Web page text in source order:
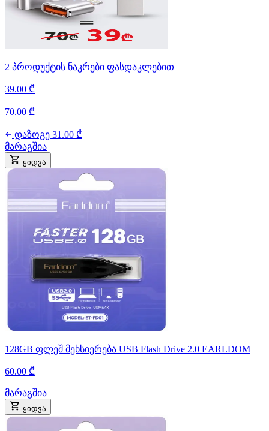
2 პროდუქტის ნაკრები ფასდაკლებით
39.00 ₾
70.00 ₾
დაზოგე 31.00 ₾
მარაგშია
ყიდვა
128GB ფლეშ მეხსიერება USB Flash Drive 2.0 EARLDOM
60.00 ₾
მარაგშია
ყიდვა